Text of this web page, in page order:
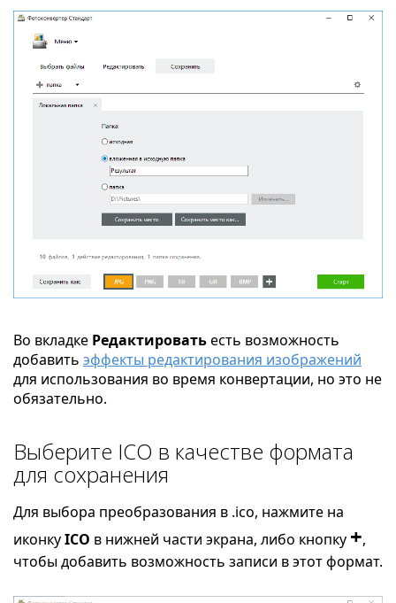
Во вкладке Редактироватьесть возможность
добавить эффекты редактирования изображений
для использования во время конвертации, но это не
обязательно.
Выберите ICO в качестве формата
для сохранения
Для выбора преобразования в .ico, нажмите на
иконкуICO в нижней части экрана, либо кнопку +,
чтобы добавить возможность записи в этот формат.